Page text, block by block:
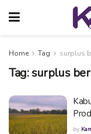
Home Tag surplus
Tag:surplus
by